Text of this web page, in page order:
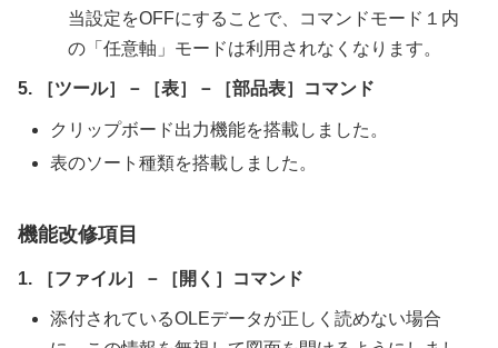
当設定をOFFにすることで、コマンドモード１内
の「任意軸」モードは利用されなくなります。
5. ［ツール］－［表］－［部品表］コマンド
クリップボード出力機能を搭載しました。
表のソート種類を搭載しました。
機能改修項目
1. ［ファイル］－［開く］コマンド
添付されているOLEデータが正しく読めない場合